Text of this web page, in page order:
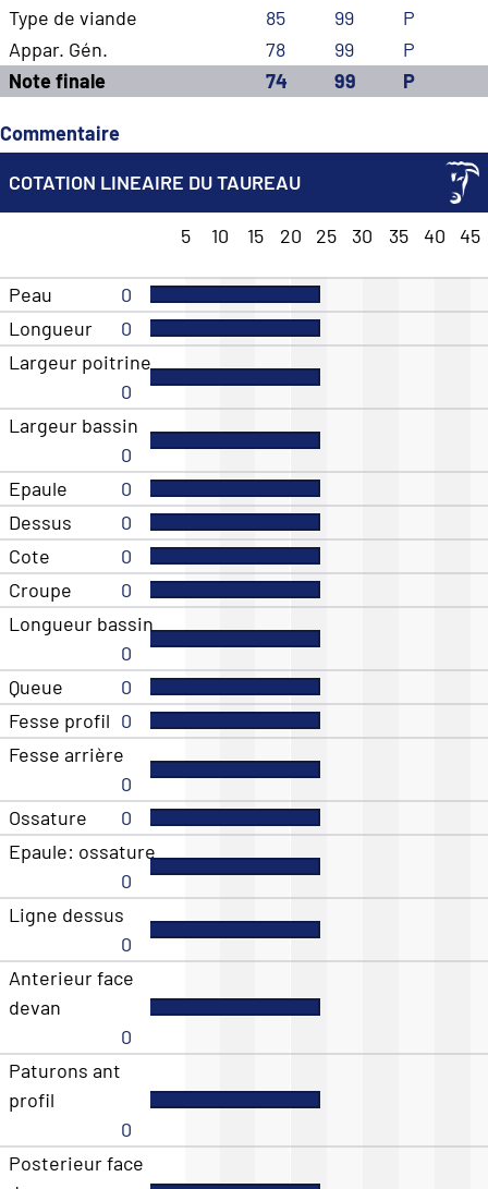
Type de viande
85 99
P
Appar. Gén.
78 99
P
Note finale
74 99 P
Commentaire
COTATION LINEAIRE DU TAUREAU
5 10 15 20 25 30 35 40 45
Peau
0
Longueur
0
Largeur poitrine
0
Largeur bassin
0
Epaule
0
Dessus
0
Cote
0
Croupe
0
Longueur bassin
0
Queue
0
Fesse profil 0
Fesse arrière
0
Ossature
0
Epaule: ossature
0
Ligne dessus
0
Anterieur face
devan
0
Paturons ant
profil
0
Posterieur face